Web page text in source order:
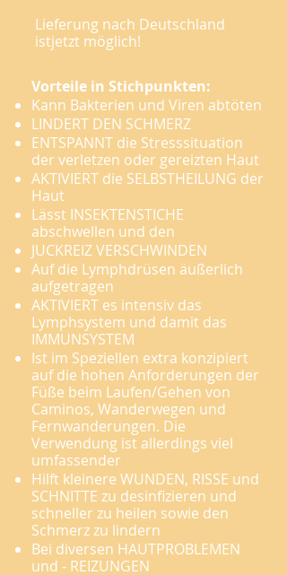
Lieferung nach Deutschland
istjetzt möglich!
Vorteile in Stichpunkten:
Kann Bakterien und Viren abtöten
LINDERT DEN SCHMERZ
ENTSPANNT die Stresssituation
der verletzen oder gereizten Haut
AKTIVIERT die SELBSTHEILUNG der
Haut
Lässt INSEKTENSTICHE
abschwellen und den
JUCKREIZ VERSCHWINDEN
Auf die Lymphdrüsen äußerlich
aufgetragen
AKTIVIERT es intensiv das
Lymphsystem und damit das
IMMUNSYSTEM
Ist im Speziellen extra konzipiert
auf die hohen Anforderungen der
Füße beim Laufen/Gehen von
Caminos, Wanderwegen und
Fernwanderungen. Die
Verwendung ist allerdings viel
umfassender
Hilft kleinere WUNDEN, RISSE und
SCHNITTE zu desinfizieren und
schneller zu heilen sowie den
Schmerz zu lindern
Bei diversen HAUTPROBLEMEN
und - REIZUNGEN